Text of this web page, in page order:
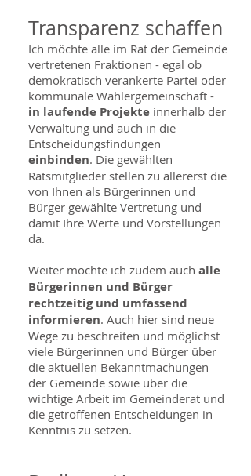
Transparenz schaffen
Ich möchte alle im Rat der Gemeinde
vertretenen Fraktionen - egal ob
demokratisch verankerte Partei oder
kommunale Wählergemeinschaft -
in laufende Projekte innerhalb der
Verwaltung und auch in die
Entscheidungsfindungen
einbinden. Die gewählten
Ratsmitglieder stellen zu allererst die
von Ihnen als Bürgerinnen und
Bürger gewählte Vertretung und
damit Ihre Werte und Vorstellungen
da.
Weiter möchte ich zudem auch alle
Bürgerinnen und Bürger
rechtzeitig und umfassend
informieren. Auch hier sind neue
Wege zu beschreiten und möglichst
viele Bürgerinnen und Bürger über
die aktuellen Bekanntmachungen
der Gemeinde sowie über die
wichtige Arbeit im Gemeinderat und
die getroffenen Entscheidungen in
Kenntnis zu setzen.